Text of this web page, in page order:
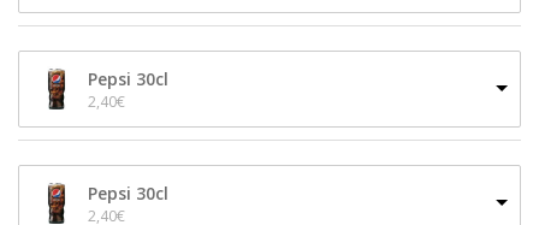
Pepsi 30cl
2,40€
Pepsi 30cl
2,40€